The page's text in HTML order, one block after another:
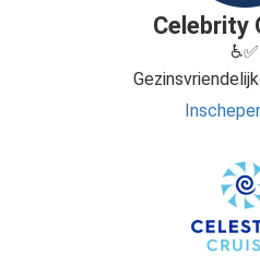
Celebrity
♿✅